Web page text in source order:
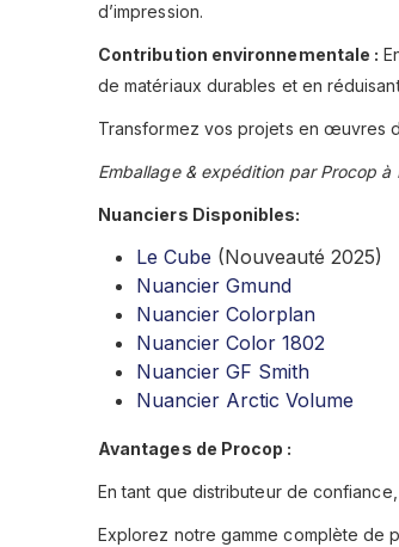
d’impression.
Contribution environnementale :
de matériaux durables et en
Transformez vos projets en œuvres
Emballage & expédition par Procop
Nuanciers Disponibles:
Le Cube (Nouveauté 2025)
Nuancier Gmund
Nuancier Colorplan
Nuancier Color 1802
Nuancier GF Smith
Nuancier Arctic Volume
Avantages de Procop :
En tant que distributeur de
Explorez notre gamme complète de